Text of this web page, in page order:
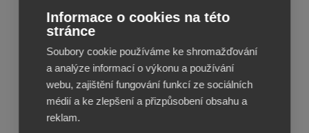
Image
Reviews
Image
Reviews
Informace o cookies na této
stránce
Soubory cookie používáme ke shromažďování
a analýze informací o výkonu a používání
webu, zajištění fungování funkcí ze sociálních
médií a ke zlepšení a přizpůsobení obsahu a
reklam.